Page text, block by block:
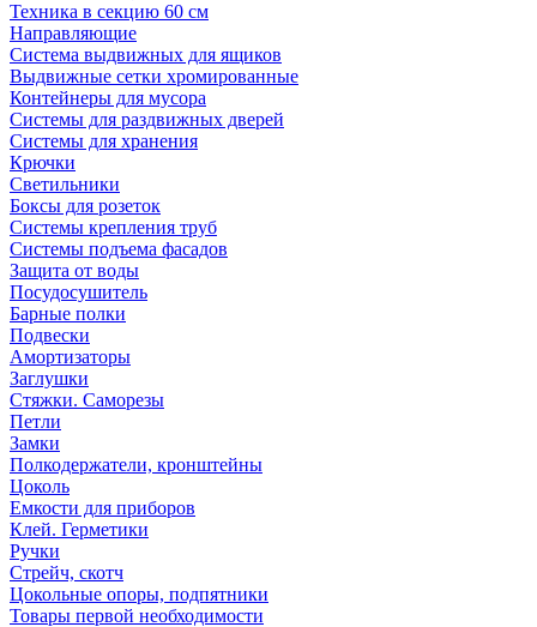
Техника в секцию 60 см
Направляющие
Система выдвижных для ящиков
Выдвижные сетки хромированные
Контейнеры для мусора
Системы для раздвижных дверей
Системы для хранения
Крючки
Светильники
Боксы для розеток
Системы крепления труб
Системы подъема фасадов
Защита от воды
Посудосушитель
Барные полки
Подвески
Амортизаторы
Заглушки
Стяжки. Саморезы
Петли
Замки
Полкодержатели, кронштейны
Цоколь
Емкости для приборов
Клей. Герметики
Ручки
Стрейч, скотч
Цокольные опоры, подпятники
Товары первой необходимости